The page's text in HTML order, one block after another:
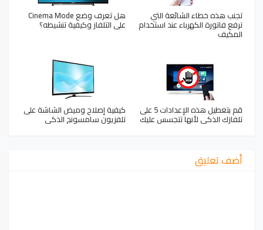
تجنب هذه خطاء الشائعة التي
ترفع فاتورة الكهرباء عند استخدام
المكيف
هل تعرف وضع Cinema Mode
على التلفاز وكيفية تنشيطه؟
قم بتعطيل هذه الإعدادات 5 على
تلفازك الذكي لأنها تتجسس عليك
كيفية إصلاح وميض الشاشة على
تلفزيون سامسونج الذكي
أضف تعليق